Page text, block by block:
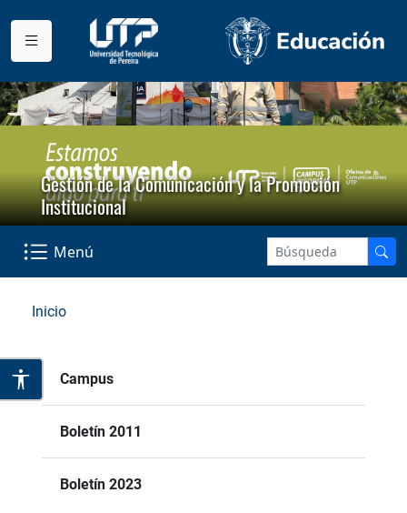
Gestión de la Comunicación y la Promoción
Institucional
Menú
Inicio
Campus
Boletín 2011
Boletín 2023